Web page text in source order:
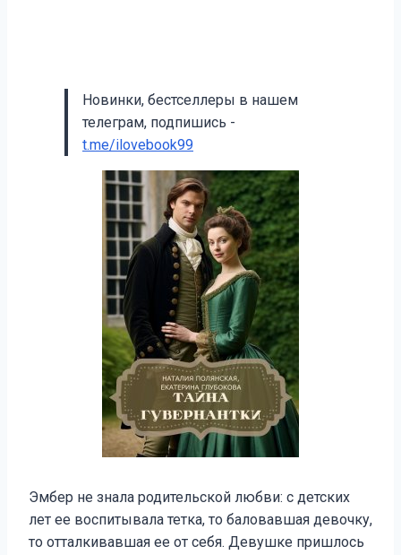
Новинки, бестселлеры в нашем
телеграм, подпишись -
t.me/ilovebook99
Эмбер не знала родительской любви: с детских
лет ее воспитывала тетка, то баловавшая девочку,
то отталкивавшая ее от себя. Девушке пришлось